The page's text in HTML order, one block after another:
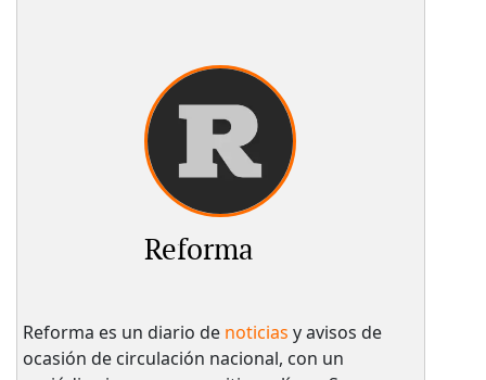
Reforma
Reforma es un diario de noticias y avisos de
ocasión de circulación nacional, con un